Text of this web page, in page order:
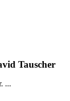
Tauscher
...